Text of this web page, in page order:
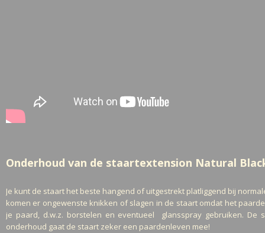
Onderhoud van de staartextension Natural
Je kunt de staart het beste hangend of uitgestrekt platliggend bij
komen er ongewenste knikken of slagen in de staart omdat het
je paard, d.w.z. borstelen en eventueel glansspray gebruiken.
onderhoud gaat de staart zeker een paardenleven mee!